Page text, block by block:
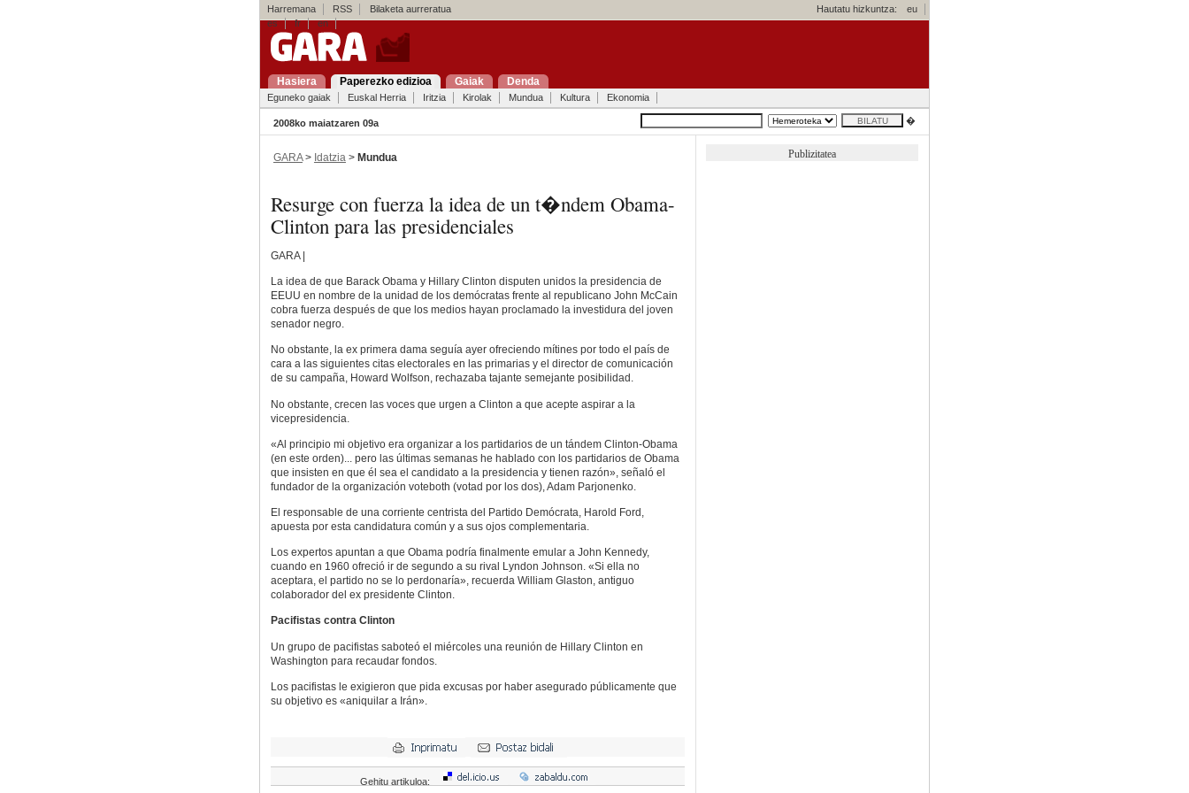
Harremana RSS Bilaketa aurreratua Hautatu hizkuntza:
eu
es
fr en
Hasiera Paperezko edizioa Gaiak Denda
Eguneko gaiak Euskal Herria Iritzia Kirolak Mundua Kultura Ekonomia
2008ko maiatzaren 09a �
GARA> Idatzia > Mundua
Resurge con fuerza la idea de un t�ndem Obama-
Clinton para las presidenciales
GARA |
La idea de que Barack Obama y Hillary Clinton disputen unidos la presidencia de
EEUU en nombre de la unidad de los demócratas frente al republicano John McCain
cobra fuerza después de que los medios hayan proclamado la investidura del joven
senador negro.
No obstante, la ex primera dama seguía ayer ofreciendo mítines por todo el país de
cara a las siguientes citas electorales en las primarias y el director de comunicación
de su campaña, Howard Wolfson, rechazaba tajante semejante posibilidad.
No obstante, crecen las voces que urgen a Clinton a que acepte aspirar a la
vicepresidencia.
«Al principio mi objetivo era organizar a los partidarios de un tándem Clinton-Obama
(en este orden)... pero las últimas semanas he hablado con los partidarios de Obama
que insisten en que él sea el candidato a la presidencia y tienen razón», señaló el
fundador de la organización voteboth (votad por los dos), Adam Parjonenko.
El responsable de una corriente centrista del Partido Demócrata, Harold Ford,
apuesta por esta candidatura común y a sus ojos complementaria.
Los expertos apuntan a que Obama podría finalmente emular a John Kennedy,
cuando en 1960 ofreció ir de segundo a su rival Lyndon Johnson. «Si ella no
aceptara, el partido no se lo perdonaría», recuerda William Glaston, antiguo
colaborador del ex presidente Clinton.
Pacifistas contra Clinton
Un grupo de pacifistas saboteó el miércoles una reunión de Hillary Clinton en
Washington para recaudar fondos.
Los pacifistas le exigieron que pida excusas por haber asegurado públicamente que
su objetivo es «aniquilar a Irán».
Gehitu artikuloa:
Publizitatea